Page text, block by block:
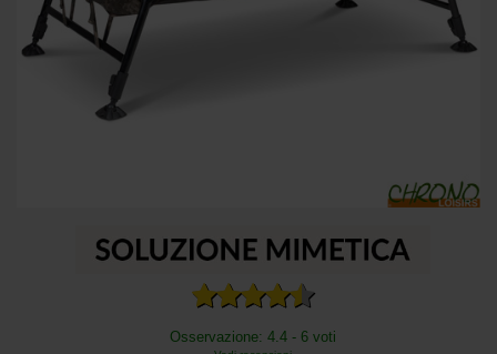
Osservazione: 4.4 - 6 voti